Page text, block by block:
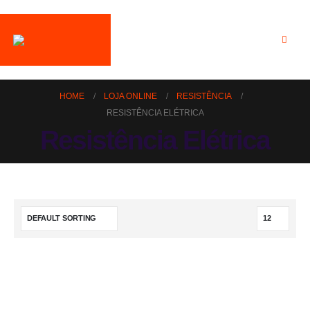
HOME LOJA ONLINE
RESISTÊNCIA
RESISTÊNCIA ELÉTRICA
Resistência Elétrica